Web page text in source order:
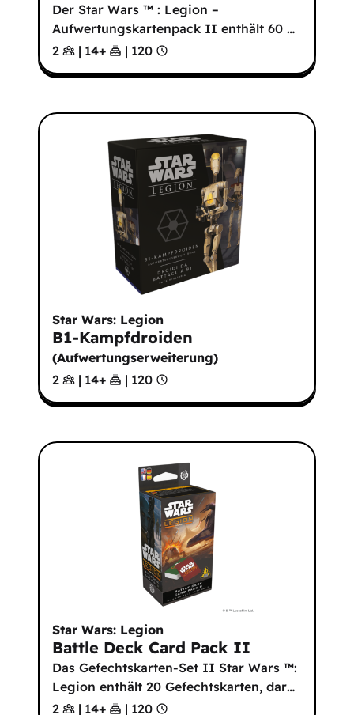
Der Star Wars ™ : Legion –
Aufwertungskartenpack II enthält 60 …
2
| 14+ | 120
Star Wars: Legion
B1-Kampfdroiden
(Aufwertungserweiterung)
2
| 14+ | 120
Star Wars: Legion
Battle Deck Card Pack II
Das Gefechtskarten-Set II Star Wars ™:
Legion enthält 20 Gefechtskarten, dar…
2
| 14+ | 120